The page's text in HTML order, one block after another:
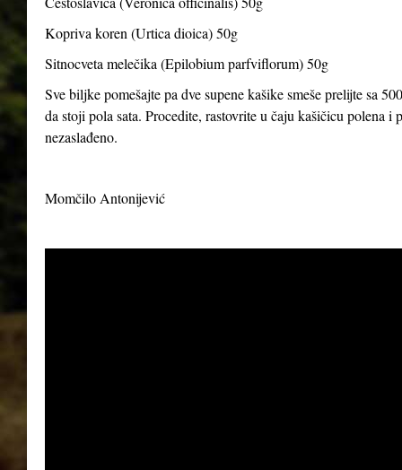
Kopriva koren (Urtica dioica) 50g
Sitnocveta melečika (Epilobium parfviflorum) 50g
Sve biljke pomešajte pa dve supene kašike smeše prelijte sa
da stoji pola sata. Procedite, rastovrite u čaju kašičicu polena
nezaslađeno.
Momčilo Antonijević